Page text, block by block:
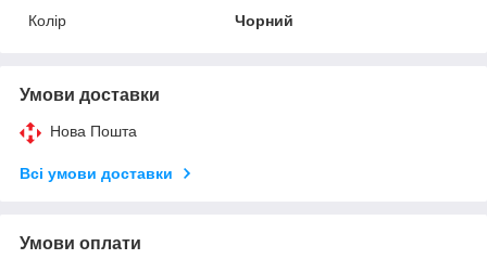
Колір
Чорний
Умови доставки
Нова Пошта
Всі умови доставки
Умови оплати